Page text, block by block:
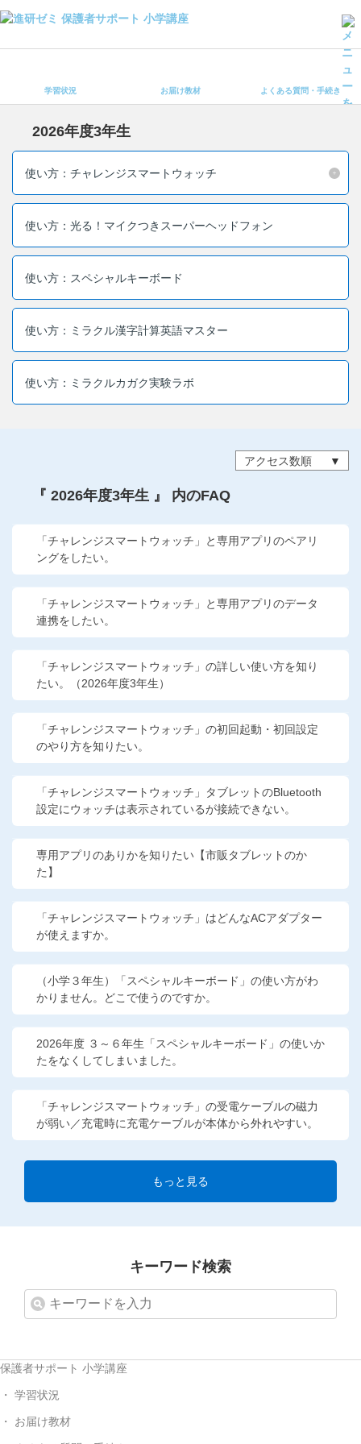
よくある質問・手続き
会員ページへログイン
よくある質問・お問い合わせ
お問い合わせ窓口
他の講座のよくある質問・手続きはこちら
学習状況 お届け教材 よくある質問・手続き
2026年度3年生
使い方：チャレンジスマートウォッチ
使い方：光る！マイクつきスーパーヘッドフォン
使い方：スペシャルキーボード
使い方：ミラクル漢字計算英語マスター
使い方：ミラクルカガク実験ラボ
アクセス数順
『 2026年度3年生 』 内のFAQ
「チャレンジスマートウォッチ」と専用アプリのペアリ
ングをしたい。
「チャレンジスマートウォッチ」と専用アプリのデータ
連携をしたい。
「チャレンジスマートウォッチ」の詳しい使い方を知り
たい。（2026年度3年生）
「チャレンジスマートウォッチ」の初回起動・初回設定
のやり方を知りたい。
「チャレンジスマートウォッチ」タブレットのBluetooth
設定にウォッチは表示されているが接続できない。
専用アプリのありかを知りたい【市販タブレットのか
た】
「チャレンジスマートウォッチ」はどんなACアダプター
が使えますか。
（小学３年生）「スペシャルキーボード」の使い方がわ
かりません。どこで使うのですか。
2026年度 ３～６年生「スペシャルキーボード」の使いか
たをなくしてしまいました。
「チャレンジスマートウォッチ」の受電ケーブルの磁力
が弱い／充電時に充電ケーブルが本体から外れやすい。
もっと見る
キーワード検索
保護者サポート 小学講座
学習状況
お届け教材